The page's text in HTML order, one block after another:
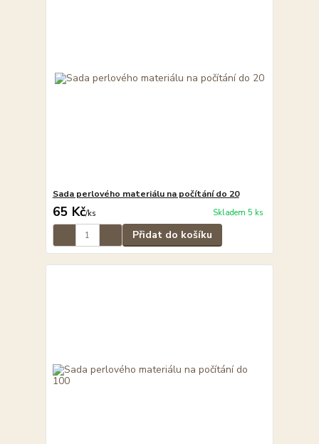
Sada perlového materiálu na počítání do 20
65 Kč/ks Skladem 5 ks
Přidat do košíku